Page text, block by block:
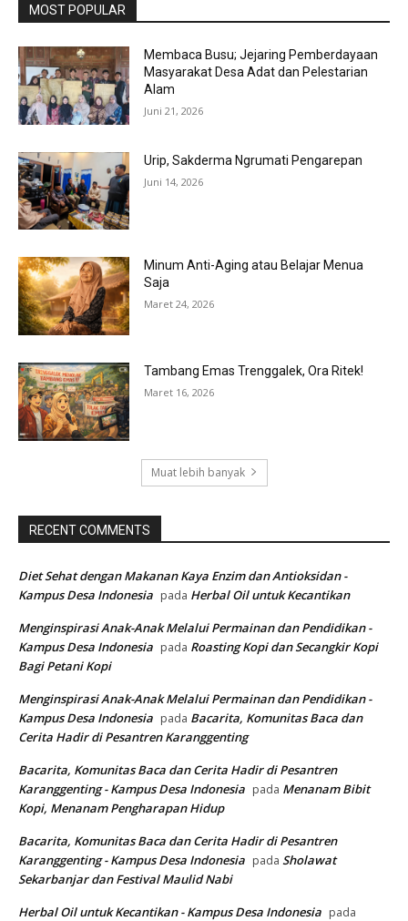
MOST POPULAR
Membaca Busu; Jejaring Pemberdayaan
Masyarakat Desa Adat dan Pelestarian
Alam
Juni 21, 2026
Urip, Sakderma Ngrumati Pengarepan
Juni 14, 2026
Minum Anti-Aging atau Belajar Menua
Saja
Maret 24, 2026
Tambang Emas Trenggalek, Ora Ritek!
Maret 16, 2026
Muat lebih banyak
RECENT COMMENTS
Diet Sehat dengan Makanan Kaya Enzim dan Antioksidan -
Kampus Desa Indonesia pada Herbal Oil untuk Kecantikan
Menginspirasi Anak-Anak Melalui Permainan dan Pendidikan -
Kampus Desa Indonesia pada Roasting Kopi dan Secangkir Kopi
Bagi Petani Kopi
Menginspirasi Anak-Anak Melalui Permainan dan Pendidikan -
Kampus Desa Indonesia pada Bacarita, Komunitas Baca dan
Cerita Hadir di Pesantren Karanggenting
Bacarita, Komunitas Baca dan Cerita Hadir di Pesantren
Karanggenting - Kampus Desa Indonesia pada Menanam Bibit
Kopi, Menanam Pengharapan Hidup
Bacarita, Komunitas Baca dan Cerita Hadir di Pesantren
Karanggenting - Kampus Desa Indonesia pada Sholawat
Sekarbanjar dan Festival Maulid Nabi
Herbal Oil untuk Kecantikan - Kampus Desa Indonesia pada